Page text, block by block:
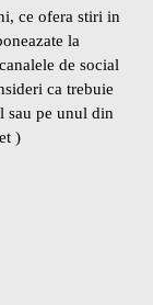
ce ofera stiri in
la
de social
ca trebuie
sau pe unul din
)